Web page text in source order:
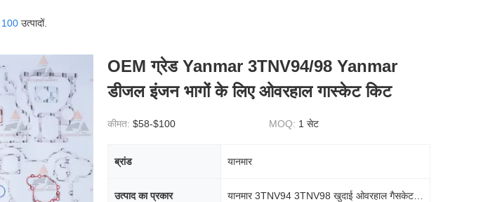
100 उत्पादों.
OEM ग्रेड Yanmar 3TNV94/98 Yanmar
डीजल इंजन भागों के लिए ओवरहाल गास्केट किट
कीमत: $58-$100 MOQ: 1 सेट
ब्रांड यानमार
उत्पाद का प्रकार